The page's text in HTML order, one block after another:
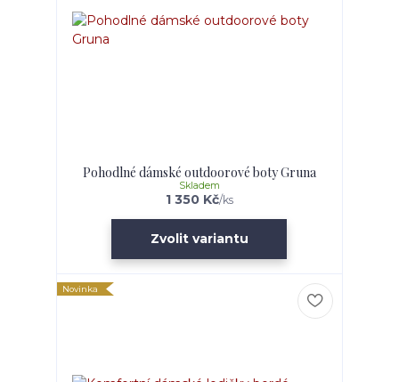
Pohodlné dámské outdoorové boty Gruna
1 350 Kč/ks
Skladem
Zvolit variantu
Novinka